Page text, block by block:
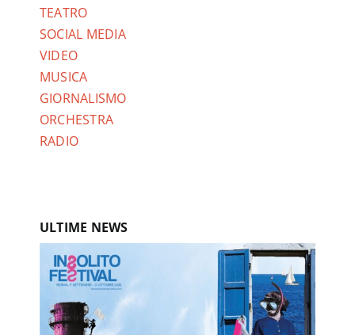
TEATRO
SOCIAL MEDIA
VIDEO
MUSICA
GIORNALISMO
ORCHESTRA
RADIO
ULTIME NEWS